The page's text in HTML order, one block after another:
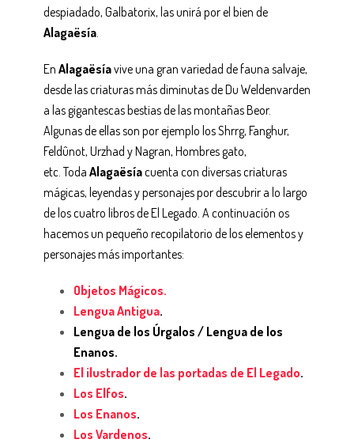
despiadado, Galbatorix, las unirá por el bien de
Alagaësía.
En Alagaësíavive una gran variedad de fauna salvaje,
desde las criaturas más diminutas de Du Weldenvarden
a las gigantescas bestias de las montañas Beor.
Algunas de ellas son por ejemplo los Shrrg, Fanghur,
Feldûnot, Urzhad y Nagran, Hombres gato,
etc.Toda Alagaësíacuenta con diversas criaturas
mágicas, leyendas y personajes por descubrir a lo largo
de los cuatro libros de El Legado. A continuación os
hacemos un pequeño recopilatorio de los elementos y
personajes más importantes:
Objetos Mágicos.
Lengua Antigua.
Lengua de los Úrgalos / Lengua de los
Enanos.
El ilustrador de las portadas de El Legado.
Los Elfos.
Los Enanos.
Los Vardenos.